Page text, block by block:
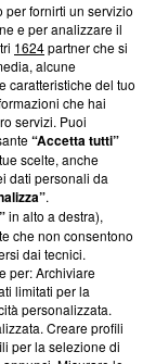
su Blasting
ci impegniamo a
aderenza a
non è
di farne
una verifica di
fornirti un servizio
e per analizzare il
1624partner che si
alcune
caratteristiche del tuo
che hai
servizi. Puoi
“Accetta tutti”
scelte, anche
dati personali da
.
in alto a destra),
che non consentono
dai tecnici.
per: Archiviare
limitati per la
personalizzata.
Creare profili
per la selezione di